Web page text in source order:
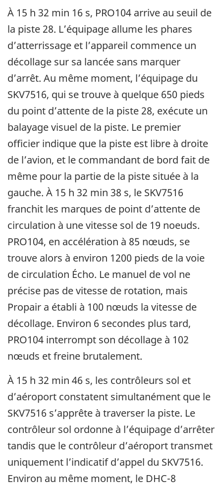
À 15 h 32 min 16 s, PRO104 arrive au seuil de
la piste 28. L’équipage allume les phares
d’atterrissage et l’appareil commence un
décollage sur sa lancée sans marquer
d’arrêt. Au même moment, l’équipage du
SKV7516, qui se trouve à quelque 650 pieds
du point d’attente de la piste 28, exécute un
balayage visuel de la piste. Le premier
officier indique que la piste est libre à droite
de l’avion, et le commandant de bord fait de
même pour la partie de la piste située à la
gauche. À 15 h 32 min 38 s, le SKV7516
franchit les marques de point d’attente de
circulation à une vitesse sol de 19 noeuds.
PRO104, en accélération à 85 nœuds, se
trouve alors à environ 1200 pieds de la voie
de circulation Écho. Le manuel de vol ne
précise pas de vitesse de rotation, mais
Propair a établi à 100 nœuds la vitesse de
décollage. Environ 6 secondes plus tard,
PRO104 interrompt son décollage à 102
nœuds et freine brutalement.
À 15 h 32 min 46 s, les contrôleurs sol et
d’aéroport constatent simultanément que le
SKV7516 s’apprête à traverser la piste. Le
contrôleur sol ordonne à l’équipage d’arrêter
tandis que le contrôleur d’aéroport transmet
uniquement l’indicatif d’appel du SKV7516.
Environ au même moment, le DHC-8